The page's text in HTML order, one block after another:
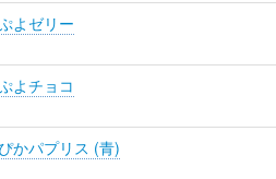
よゼリー
よチョコ
かパプリス (青)